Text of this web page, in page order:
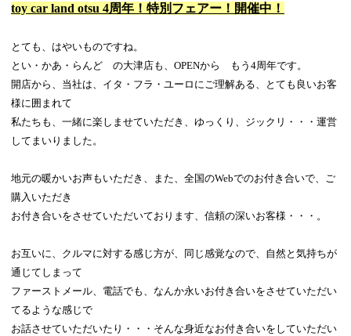
toy car land otsu 4周年！特別フェアー！開催中！
とても、はやいものですね。
とい・かあ・らんど の大津店も、OPENから もう4周年です。
開店から、当社は、イタ・フラ・ユーロにご理解ある、とても良いお客
様に囲まれて
私たちも、一緒に楽しませていただき、ゆっくり、ジックリ・・・運営
してまいりました。
地元の暖かいお声もいただき、また、全国のWebでのお付き合いで、ご
購入いただき
お付き合いをさせていただいております、信頼の深いお客様・・・。
お互いに、クルマに対する感じ方が、同じ感覚なので、自然と気持ちが
通じてしまって
ファーストメール、電話でも、なんか永いお付き合いをさせていただい
てるような感じで
お話させていただいたり・・・そんな身近なお付き合いをしていただい